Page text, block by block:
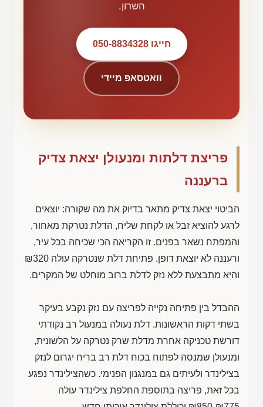
השרון.
חייגו 050-8834328
וואטסאפ מיידי
פריצת דלתות ומנעולן יצאת צדיק
ברעננה
הביטוי יצאת צדיק מתאר בדיוק את מה שקורה: יוצאים
לרגע להוציא זבל או לקחת שליח, הדלת נטרקת מאחור,
והמפתח נשאר בפנים. זו הקריאה הכי שכיחה בכל עיר,
ורעננה לא יוצאת דופן. פתיחת דלת שנטרקה עולה ₪320
והיא מתבצעת ללא נזק לדלת ברוב מוחלט של המקרים.
ההבדל בין פתיחה נקייה לפריצה עם נזק נקבע בעיקר
בשתי דקות הראשונות. דלת נעולה במנעול רב נקודתי
דורשת טכניקה אחרת מדלת שרק נטרקה על הלשונית,
ומנעולן שמנסה לפתוח בכוח דלת רב בריח יגרום לנזק
בצילינדר ולעיתים גם במנגנון הפנימי. כשהצילינדר נפגע
בכל זאת, פריצה בתוספת החלפת צילינדר עולה